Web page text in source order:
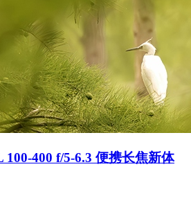
400 f/5-6.3 便携长焦新体